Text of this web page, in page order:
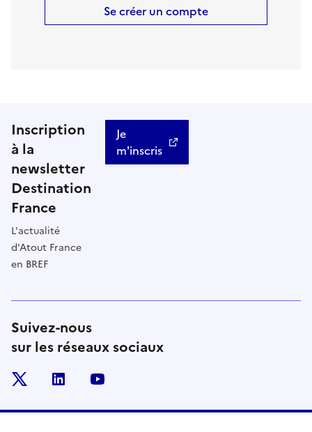
Se créer un compte
Inscription
à la
newsletter
Destination
France
L'actualité
d'Atout France
en BREF
Je
m'inscris
Suivez-nous
sur les réseaux sociaux
linkedin